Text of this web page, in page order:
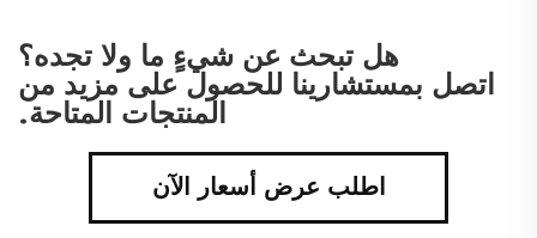
هل تبحث عن شيءٍ ما ولا تجده؟
اتصل بمستشارينا للحصول على مزيد من
المنتجات المتاحة.
اطلب عرض أسعار الآن